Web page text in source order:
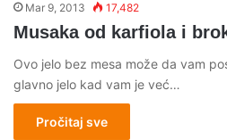
Mar 9, 2013 17,482
Musaka od karfiola i
Ovo jelo bez mesa može da vam
glavno jelo kad vam je već…
Pročitaj sve